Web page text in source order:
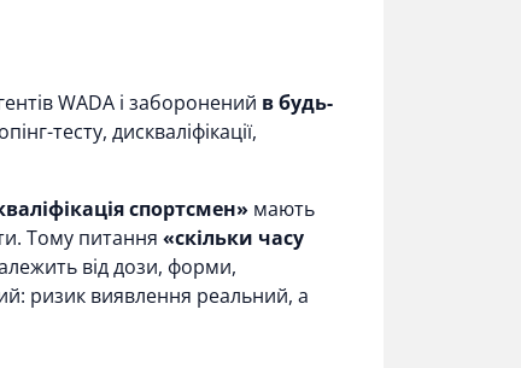
WADA і заборонений в будь-
тесту, дискваліфікації,
спортсмен» мають
Тому питання «скільки часу
від дози, форми,
ризик виявлення реальний, а